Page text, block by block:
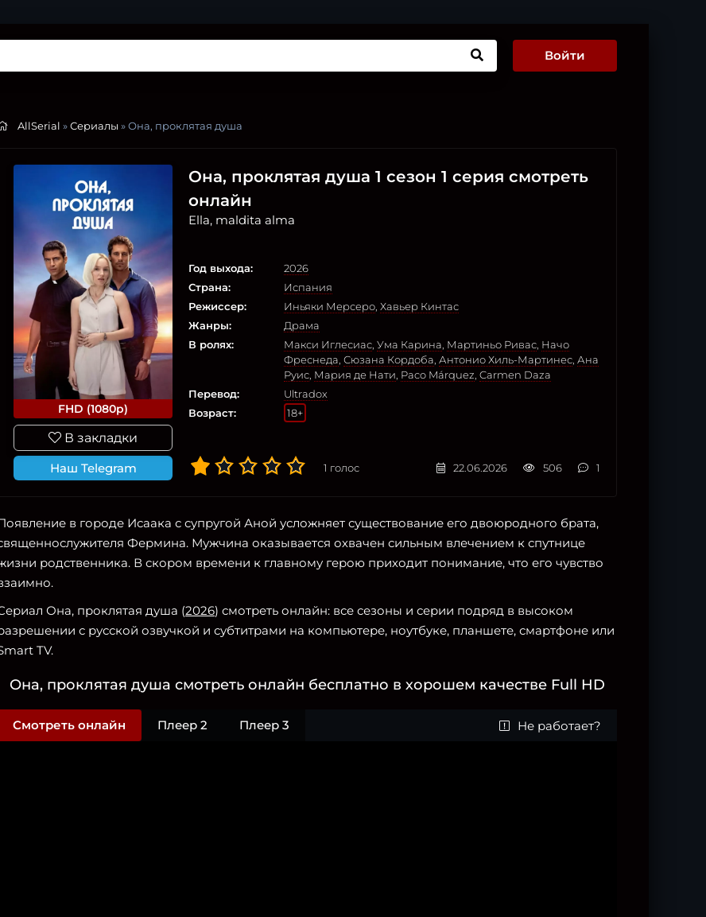
Войти
AllSerial »Сериалы » Она, проклятая душа
FHD (1080p)
В закладки
Наш Telegram
Она, проклятая душа 1 сезон 1 серия смотреть
онлайн
Ella, maldita alma
Год выхода:
2026
Страна:
Испания
Режиссер:
Иньяки Мерсеро Хавьер Кинтас
Жанры:
Драма
В ролях:
Макси Иглесиас Ума Карина Мартиньо Ривас Начо
Фреснеда Сюзана Кордоба Антонио Хиль-Мартинес Ана
Руис Мария де Нати Paco Márquez Carmen Daza
Перевод:
Ultradox
Возраст:
18+
1 голос 22.06.2026 506 1
в городе Исаака с супругой Аной усложняет существование его двоюродного брата,
Фермина. Мужчина оказывается охвачен сильным влечением к спутнице
родственника. В скором времени к главному герою приходит понимание, что его чувство
Она, проклятая душа (2026) смотреть онлайн: все сезоны и серии подряд в высоком
с русской озвучкой и субтитрами на компьютере, ноутбуке, планшете, смартфоне или
TV.
Она, проклятая душа смотреть онлайн бесплатно в хорошем качестве Full HD
Смотреть онлайн Плеер 2 Плеер 3 Не работает?